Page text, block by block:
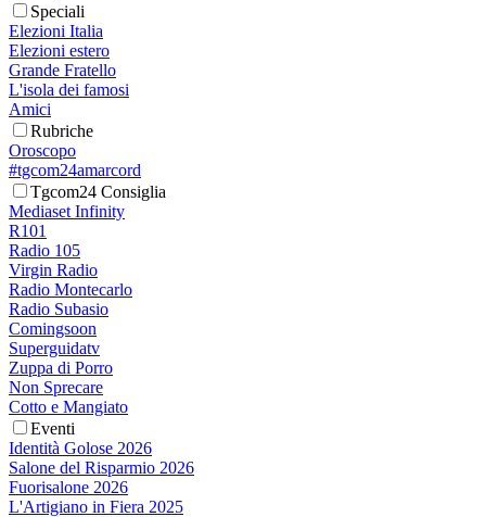
Speciali
Elezioni Italia
Elezioni estero
Grande Fratello
L'isola dei famosi
Amici
Rubriche
Oroscopo
#tgcom24amarcord
Tgcom24 Consiglia
Mediaset Infinity
R101
Radio 105
Virgin Radio
Radio Montecarlo
Radio Subasio
Comingsoon
Superguidatv
Zuppa di Porro
Non Sprecare
Cotto e Mangiato
Eventi
Identità Golose 2026
Salone del Risparmio 2026
Fuorisalone 2026
L'Artigiano in Fiera 2025